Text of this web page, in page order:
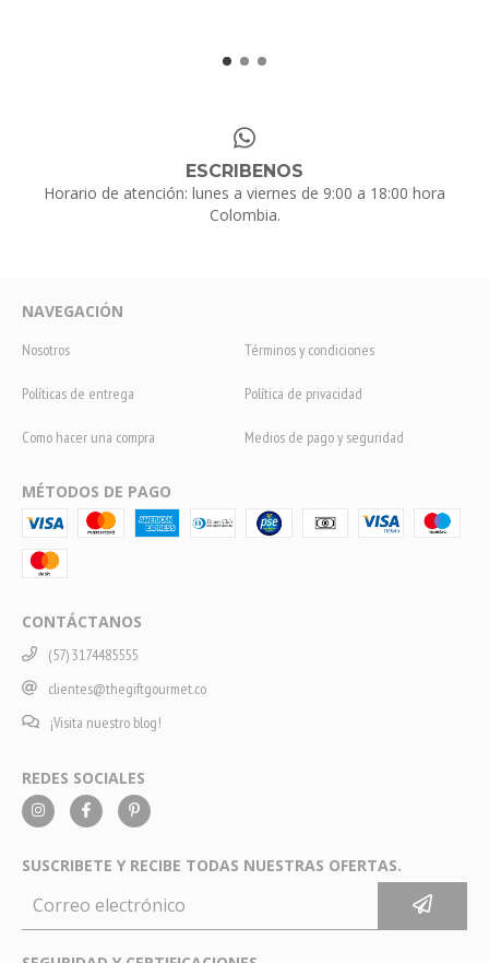
ESCRIBENOS
Horario de atención: lunes a viernes de 9:00 a 18:00 hora
Colombia.
NAVEGACIÓN
Nosotros Términos y condiciones
Políticas de entrega Política de privacidad
Como hacer una compra Medios de pago y seguridad
MÉTODOS DE PAGO
CONTÁCTANOS
(57) 3174485555
clientes@thegiftgourmet.co
¡Visita nuestro blog!
REDES SOCIALES
SUSCRIBETE Y RECIBE TODAS NUESTRAS OFERTAS.